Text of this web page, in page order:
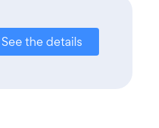
See the details